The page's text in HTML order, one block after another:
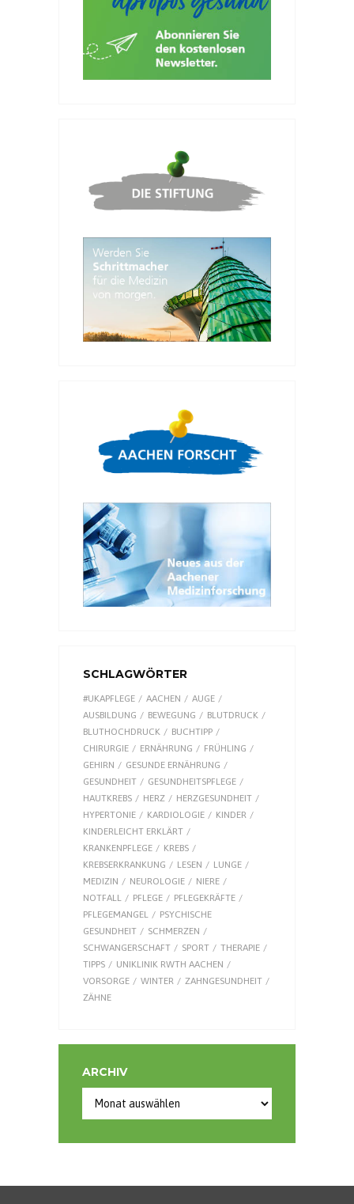
SCHLAGWÖRTER
#UKAPFLEGE AACHEN
AUGE
AUSBILDUNG
BEWEGUNG
BLUTDRUCK
BLUTHOCHDRUCK
BUCHTIPP
CHIRURGIE
ERNÄHRUNG
FRÜHLING
GEHIRN
GESUNDE ERNÄHRUNG
GESUNDHEIT
GESUNDHEITSPFLEGE
HAUTKREBS
HERZ
HERZGESUNDHEIT
HYPERTONIE
KARDIOLOGIE
KINDER
KINDERLEICHT ERKLÄRT
KRANKENPFLEGE
KREBS
KREBSERKRANKUNG
LESEN
LUNGE
MEDIZIN
NEUROLOGIE
NIERE
NOTFALL
PFLEGE
PFLEGEKRÄFTE
PFLEGEMANGEL
PSYCHISCHE
GESUNDHEIT
SCHMERZEN
SCHWANGERSCHAFT
SPORT
THERAPIE
TIPPS
UNIKLINIK RWTH AACHEN
VORSORGE
WINTER
ZAHNGESUNDHEIT
ZÄHNE
ARCHIV